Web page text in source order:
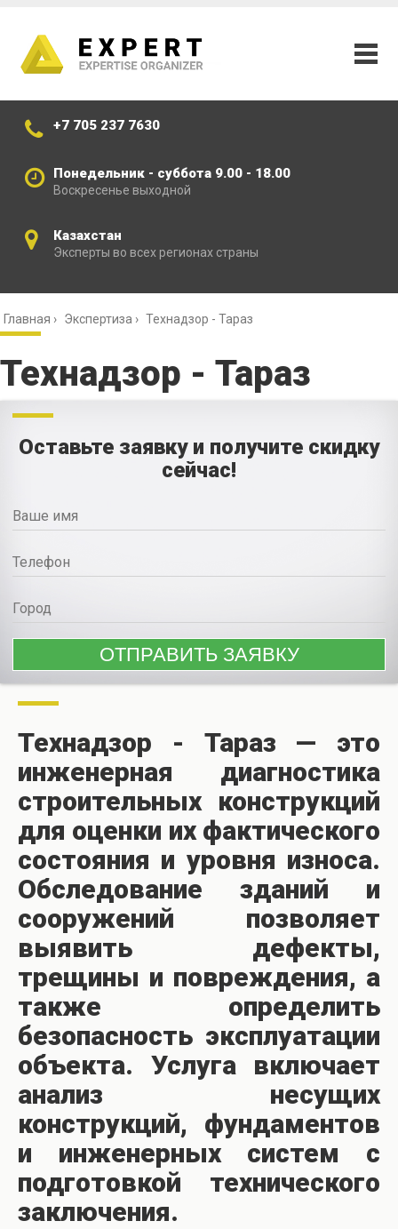
+7 705 237 7630
Понедельник - суббота 9.00 - 18.00
Воскресенье выходной
Казахстан
Эксперты во всех регионах страны
Главная › Экспертиза › Технадзор - Тараз
Технадзор - Тараз
Оставьте заявку и получите скидку
сейчас!
Технадзор - Тараз — это
инженерная диагностика
строительных конструкций
для оценки их фактического
состояния и уровня износа.
Обследование зданий и
сооружений позволяет
выявить дефекты,
трещины и повреждения, а
также определить
безопасность эксплуатации
объекта. Услуга включает
анализ несущих
конструкций, фундаментов
и инженерных систем с
подготовкой технического
заключения.